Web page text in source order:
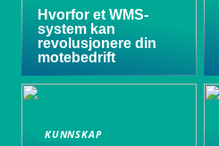
Hvorfor et WMS-
system kan
revolusjonere din
motebedrift
KUNNSKAP